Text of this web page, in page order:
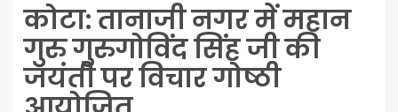
कोटा: तानाजी नगर में महान
गुरु गुरुगोविंद सिंह जी की
जयंती पर विचार गोष्ठी